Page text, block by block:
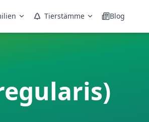
Tierstämme Blog